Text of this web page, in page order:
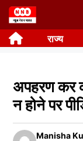
Skip
to
content राज्य
अपहरण कर
न होने पर
Manisha